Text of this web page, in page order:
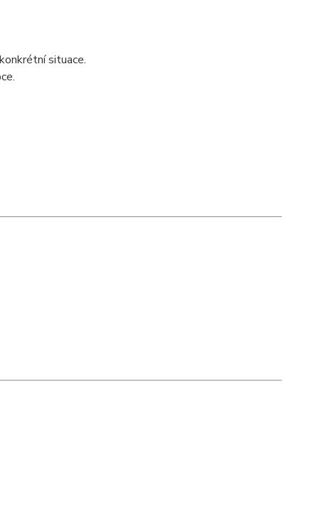
situace.